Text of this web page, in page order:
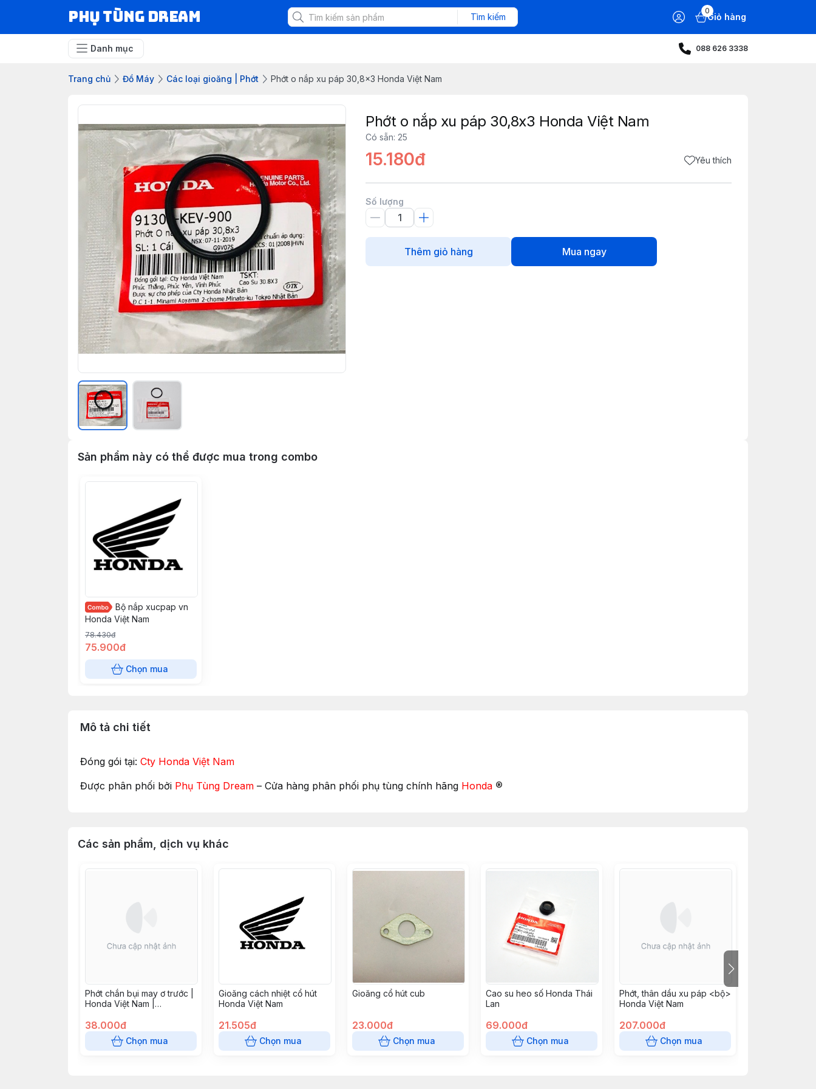
Phụ Tùng Dream Tìm kiếm
0
Giỏ hàng
Danh mục 088 626 3338
Trang chủ Đồ Máy Các loại gioăng | Phớt Phớt o nắp xu páp 30,8x3 Honda Việt Nam
Phớt o nắp xu páp 30,8x3 Honda Việt Nam
Có sẵn: 25
15.180đ Yêu thích
Số lượng
Thêm giỏ hàng Mua ngay
Sản phẩm này có thể được mua trong combo
Bộ nắp xucpap vn
Honda Việt Nam
78.430đ
75.900đ
Chọn mua
Mô tả chi tiết
Đóng gói tại: Cty Honda Việt Nam
Được phân phối bởi Phụ Tùng Dream – Cửa hàng phân phối phụ tùng chính hãng Honda ®
Các sản phẩm, dịch vụ khác
Phớt chắn bụi may ơ trước |
Honda Việt Nam |
38.000đ
Chọn mua
Gioăng cách nhiệt cổ hút
Honda Việt Nam
21.505đ
Chọn mua
Gioăng cổ hút cub
23.000đ
Chọn mua
Cao su heo số Honda Thái
Lan
69.000đ
Chọn mua
Phớt, thân dầu xu páp <bộ>
Honda Việt Nam
207.000đ
Chọn mua